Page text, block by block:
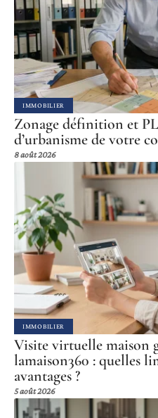
IMMOBILIER
Zonage définition et
d’urbanisme de votre
8 août 2026
IMMOBILIER
Visite virtuelle maison
lamaison360 : quelles
avantages ?
5 août 2026